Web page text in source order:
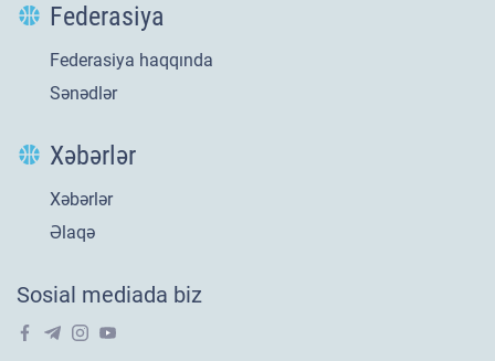
Yeni
​U-20 millimizin
Avropa səfəri tarixi
Federasiya
Federasiya haqqında
Sənədlər
Xəbərlər
Xəbərlər
Əlaqə
Sosial mediada biz